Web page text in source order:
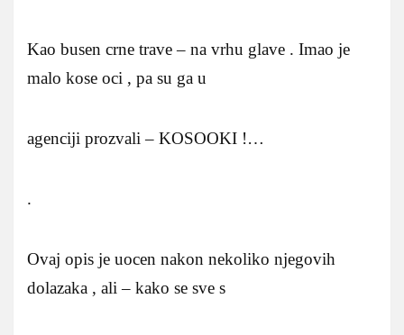
Kao busen crne trave – na vrhu glave . Imao je
malo kose oci , pa su ga u
agenciji prozvali – KOSOOKI !…
.
Ovaj opis je uocen nakon nekoliko njegovih
dolazaka , ali – kako se sve s